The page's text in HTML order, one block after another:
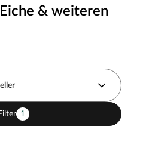
& weiteren
1